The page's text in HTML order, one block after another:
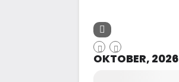
OKTOBER, 2026